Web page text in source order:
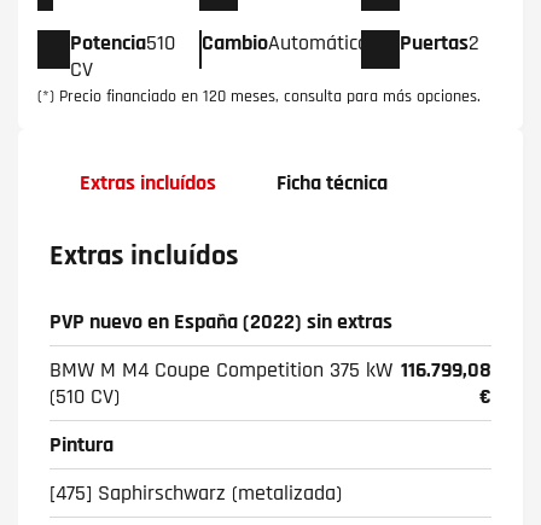
Potencia510
CV
CambioAutomático Puertas2
(*) Precio financiado en 120 meses, consulta para más opciones.
Extras incluídos Ficha técnica
Extras incluídos
PVP nuevo en España (2022) sin extras
BMW M M4 Coupe Competition 375 kW
(510 CV)
116.799,08
€
Pintura
[475] Saphirschwarz (metalizada)